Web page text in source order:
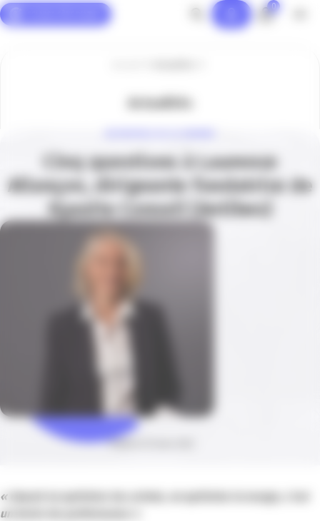
0
Actualités
Cinq questions à Laurence
Allançon, dirigeante fondatrice de
Kyanite Conseil (Antibes)
Publié le 01 mars 2022
« Quand on optimise les achats, on optimise la marge, c’est
un levier de performance »
Panneau de gestion des cookies